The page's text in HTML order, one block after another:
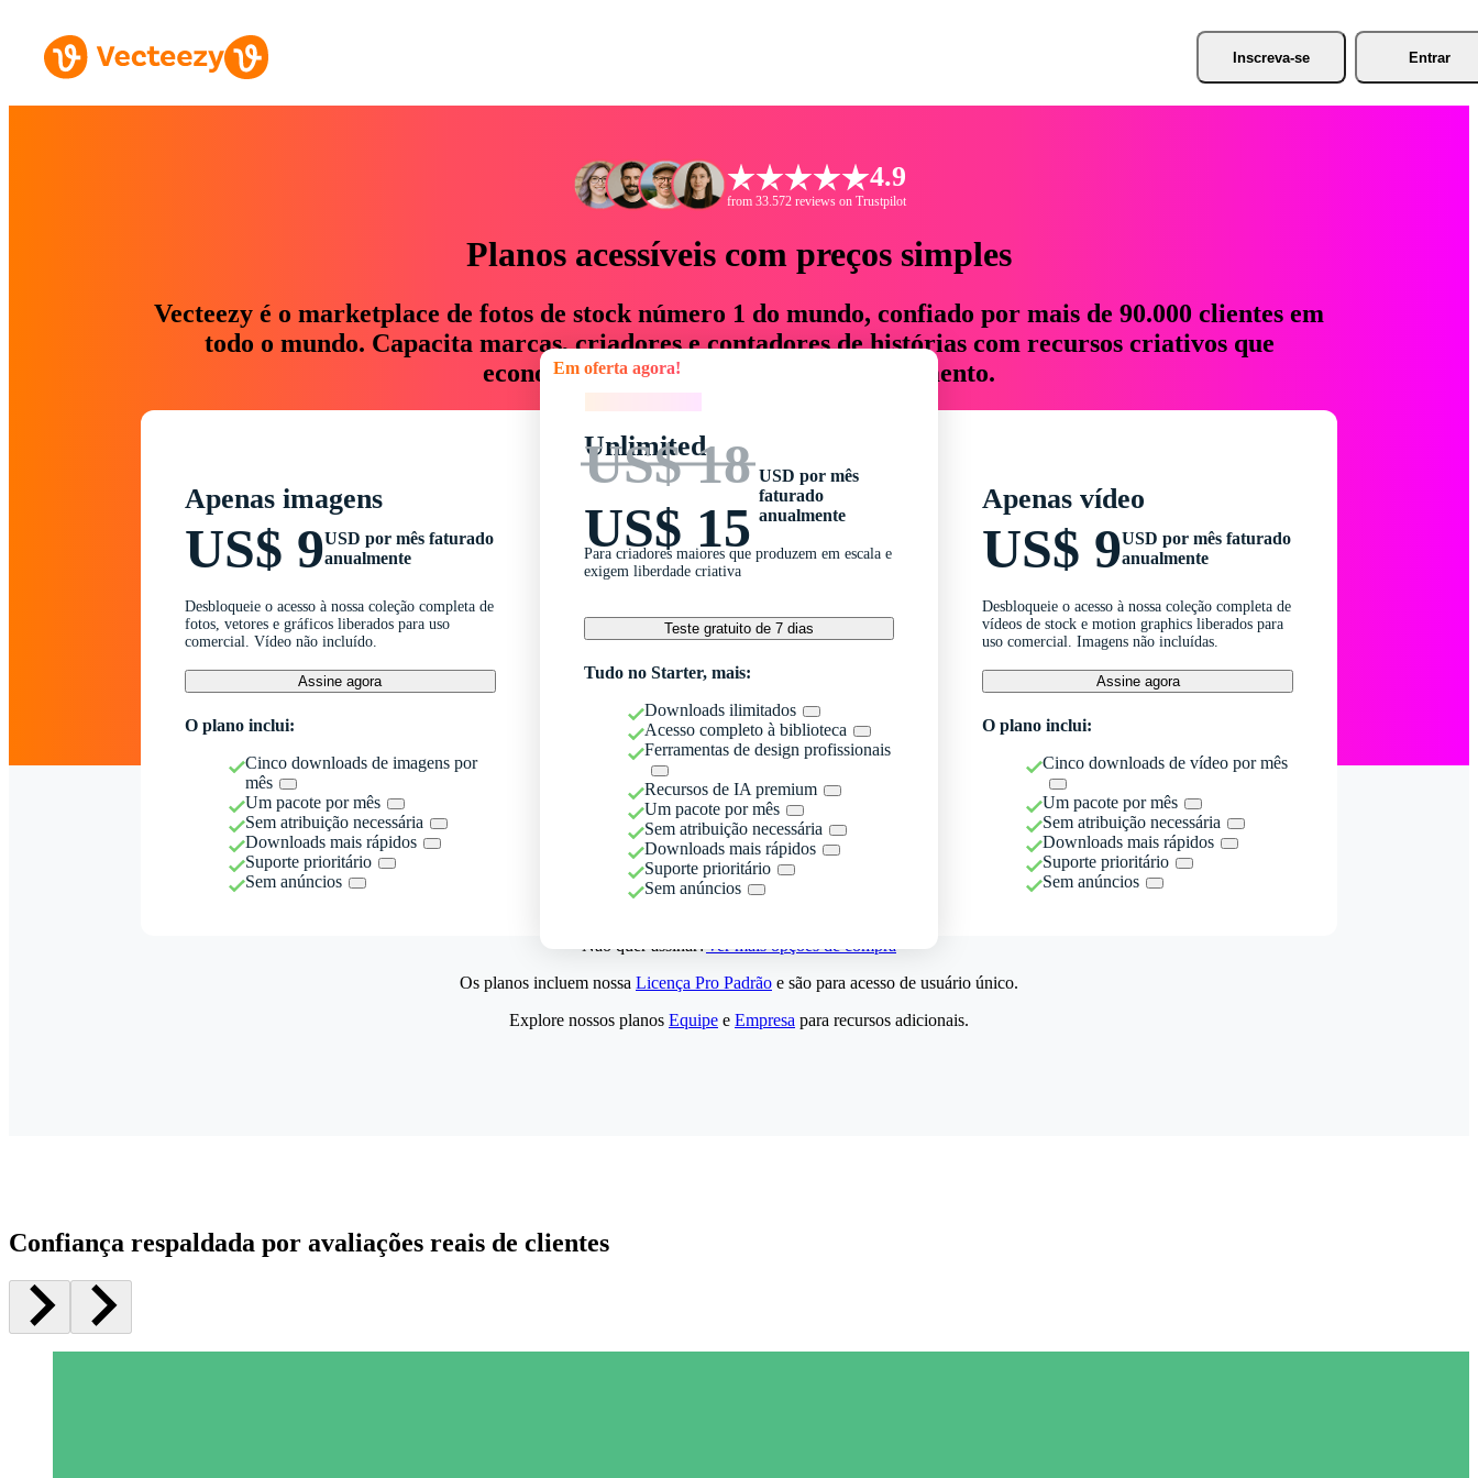
Inscreva-se Entrar
4.9
from 33.572 reviews on Trustpilot
Planos acessíveis com preços simples
Vecteezy é o marketplace de fotos de stock número 1 do mundo, confiado por mais de 90.000 clientes em
todo o mundo. Capacita marcas, criadores e contadores de histórias com recursos criativos que
economizam até 76% em tempo e orçamento.
Apenas imagens
US$ 9USD por mês faturado
anualmente
Desbloqueie o acesso à nossa coleção completa de
fotos, vetores e gráficos liberados para uso
comercial. Vídeo não incluído.
Assine agora
O plano inclui:
Cinco downloads de imagens por
mês
Um pacote por mês
Sem atribuição necessária
Downloads mais rápidos
Suporte prioritário
Sem anúncios
Em oferta agora!
Unlimited
US$ 18
US$ 15
USD por mês
faturado
anualmente
Para criadores maiores que produzem em escala e
exigem liberdade criativa
Teste gratuito de 7 dias
Tudo no Starter, mais:
Downloads ilimitados
Acesso completo à biblioteca
Ferramentas de design profissionais
Recursos de IA premium
Um pacote por mês
Sem atribuição necessária
Downloads mais rápidos
Suporte prioritário
Sem anúncios
Apenas vídeo
US$ 9USD por mês faturado
anualmente
Desbloqueie o acesso à nossa coleção completa de
vídeos de stock e motion graphics liberados para
uso comercial. Imagens não incluídas.
Assine agora
O plano inclui:
Cinco downloads de vídeo por mês
Um pacote por mês
Sem atribuição necessária
Downloads mais rápidos
Suporte prioritário
Sem anúncios
Não quer assinar?Ver mais opções de compra
Os planos incluem nossa Licença Pro Padrão e são para acesso de usuário único.
Explore nossos planos Equipe e Empresa para recursos adicionais.
Confiança respaldada por avaliações reais de clientes